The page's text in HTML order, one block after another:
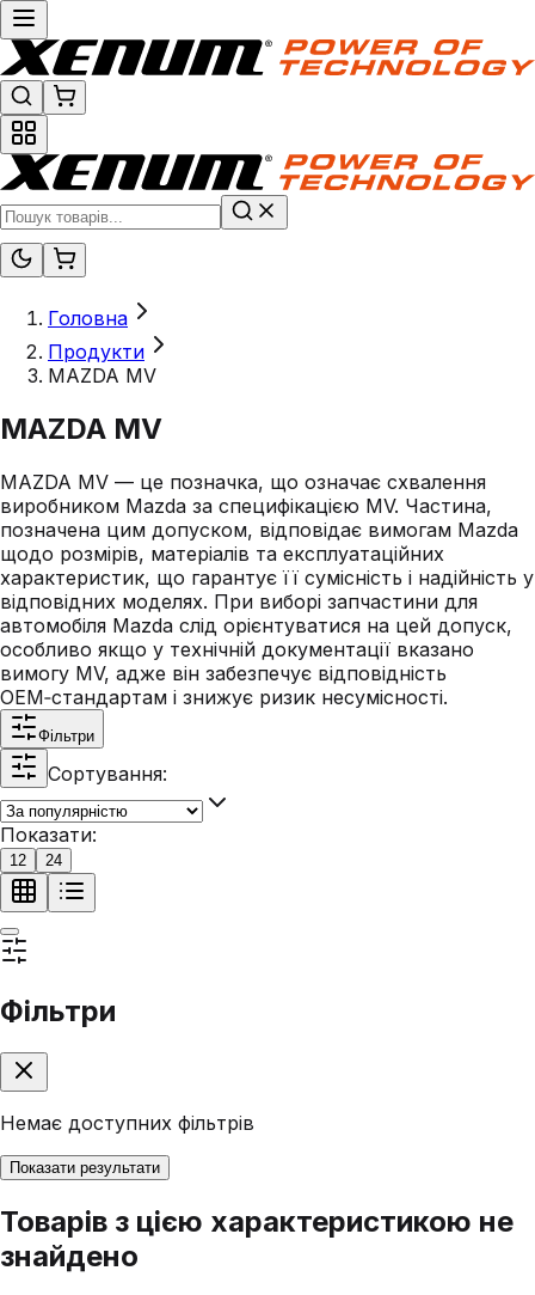
Головна
Продукти
MAZDA MV
MAZDA MV
MAZDA MV — це позначка, що означає схвалення
виробником Mazda за специфікацією MV. Частина,
позначена цим допуском, відповідає вимогам Mazda
щодо розмірів, матеріалів та експлуатаційних
характеристик, що гарантує її сумісність і надійність у
відповідних моделях. При виборі запчастини для
автомобіля Mazda слід орієнтуватися на цей допуск,
особливо якщо у технічній документації вказано
вимогу MV, адже він забезпечує відповідність
OEM‑стандартам і знижує ризик несумісності.
Фільтри
Сортування:
Показати:
12 24
Фільтри
Немає доступних фільтрів
Показати результати
Товарів з цією характеристикою не
знайдено